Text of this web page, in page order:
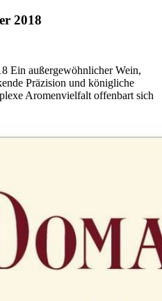
2018
Ein außergewöhnlicher Wein,
Präzision und königliche
Aromenvielfalt offenbart sich